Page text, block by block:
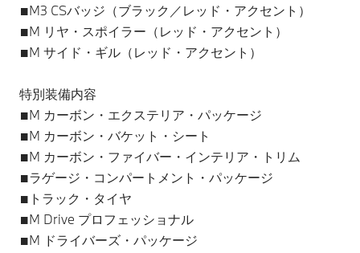
■M3 CSバッジ（ブラック／レッド・アクセント）
■M リヤ・スポイラー（レッド・アクセント）
■M サイド・ギル（レッド・アクセント）
特別装備内容
■M カーボン・エクステリア・パッケージ
■M カーボン・バケット・シート
■M カーボン・ファイバー・インテリア・トリム
■ラゲージ・コンパートメント・パッケージ
■トラック・タイヤ
■M Drive プロフェッショナル
■M ドライバーズ・パッケージ